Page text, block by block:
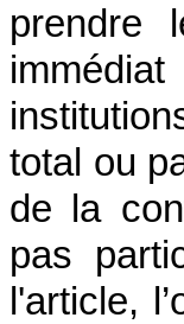
prendre
total ou
de la
pas
l'article,